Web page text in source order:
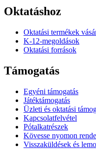
Oktatáshoz
Oktatási termékek
K-12-megoldások
Oktatási források
Támogatás
Egyéni támogatás
Játéktámogatás
Üzleti és oktatási
Kapcsolatfelvétel
Pótalkatrészek
Kövesse nyomon
Visszaküldések és